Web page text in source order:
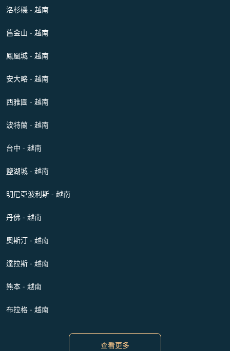
洛杉磯 - 越南
舊金山 - 越南
鳳凰城 - 越南
安大略 - 越南
西雅圖 - 越南
波特蘭 - 越南
台中 - 越南
鹽湖城 - 越南
明尼亞波利斯 - 越南
丹佛 - 越南
奧斯汀 - 越南
達拉斯 - 越南
熊本 - 越南
布拉格 - 越南
查看更多